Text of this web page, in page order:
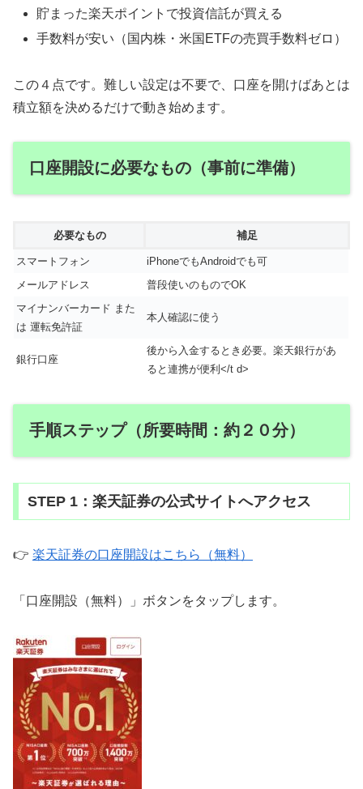
貯まった楽天ポイントで投資信託が買える
手数料が安い（国内株・米国ETFの売買手数料ゼロ）
この４点です。難しい設定は不要で、口座を開けばあとは
積立額を決めるだけで動き始めます。
口座開設に必要なもの（事前に準備）
必要なもの 補足
スマートフォン
iPhoneでもAndroidでも可
メールアドレス
普段使いのものでOK
マイナンバーカード また
は 運転免許証
本人確認に使う
銀行口座
後から入金するとき必要。楽天銀行があ
ると連携が便利</t d>
手順ステップ（所要時間：約２０分）
STEP 1：楽天証券の公式サイトへアクセス
👉 楽天証券の口座開設はこちら（無料）
「口座開設（無料）」ボタンをタップします。